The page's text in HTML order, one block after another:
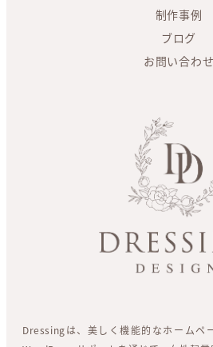
Dressingは、美しく機能的なホームペ
制作事例
ブログ
お問い合わせ